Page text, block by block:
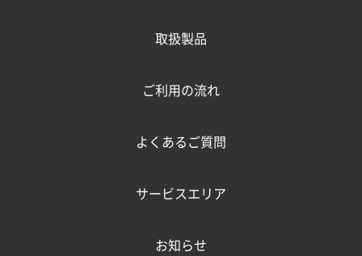
取扱製品
ご利用の流れ
よくあるご質問
サービスエリア
お知らせ